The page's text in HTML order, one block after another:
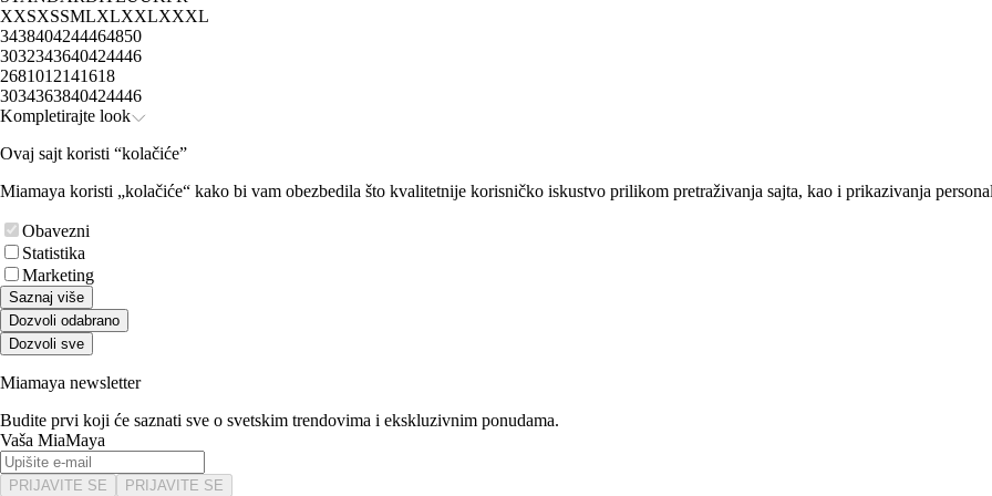
XXSXSSMLXLXXLXXXL
3438404244464850
3032343640424446
2681012141618
3034363840424446
Kompletirajte look
Ovaj sajt koristi “kolačiće”
Miamaya koristi „kolačiće“ kako bi vam obezbedila što kvalitetnije korisničko iskustvo prilikom pretraživanja sajta, kao i prikazivanja
Obavezni
Statistika
Marketing
Saznaj više
Dozvoli odabrano
Dozvoli sve
Miamaya newsletter
Budite prvi koji će saznati sve o svetskim trendovima i ekskluzivnim ponudama.
Vaša MiaMaya
PRIJAVITE SE PRIJAVITE SE